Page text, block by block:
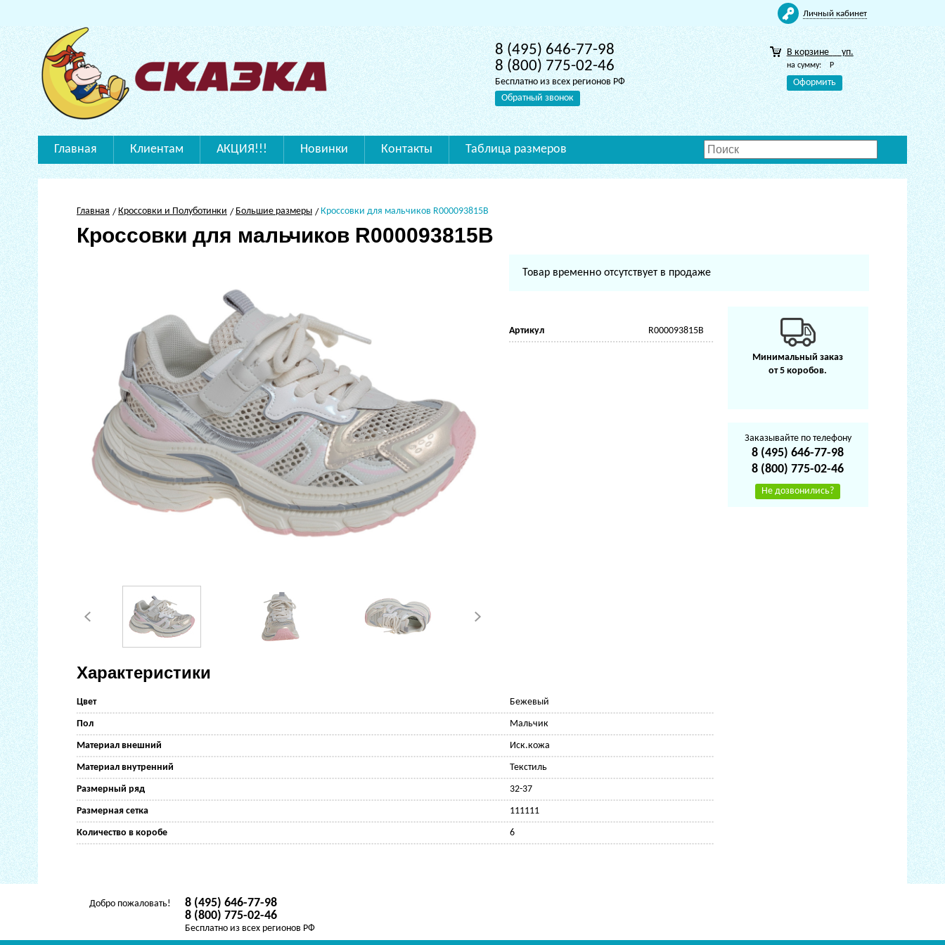
Личный кабинет
8 (495) 646-77-98
8 (800) 775-02-46
Бесплатно из всех регионов РФ
Обратный звонок
В корзине уп.
на сумму: Р
Оформить
Главная Клиентам АКЦИЯ!!! Новинки Контакты Таблица размеров
Главная Кроссовки и Полуботинки Большие размеры Кроссовки для мальчиков R000093815B
Кроссовки для мальчиков R000093815B
Товар временно отсутствует в продаже
Артикул R000093815B
Характеристики
Цвет Бежевый
Пол Мальчик
Материал внешний Иск.кожа
Материал внутренний Текстиль
Размерный ряд 32-37
Размерная сетка 111111
Количество в коробе 6
Минимальный заказ
от 5 коробов.
Заказывайте по телефону
8 (495) 646-77-98
8 (800) 775-02-46
Не дозвонились?
Добро пожаловать!
8 (495) 646-77-98
8 (800) 775-02-46
Бесплатно из всех регионов РФ